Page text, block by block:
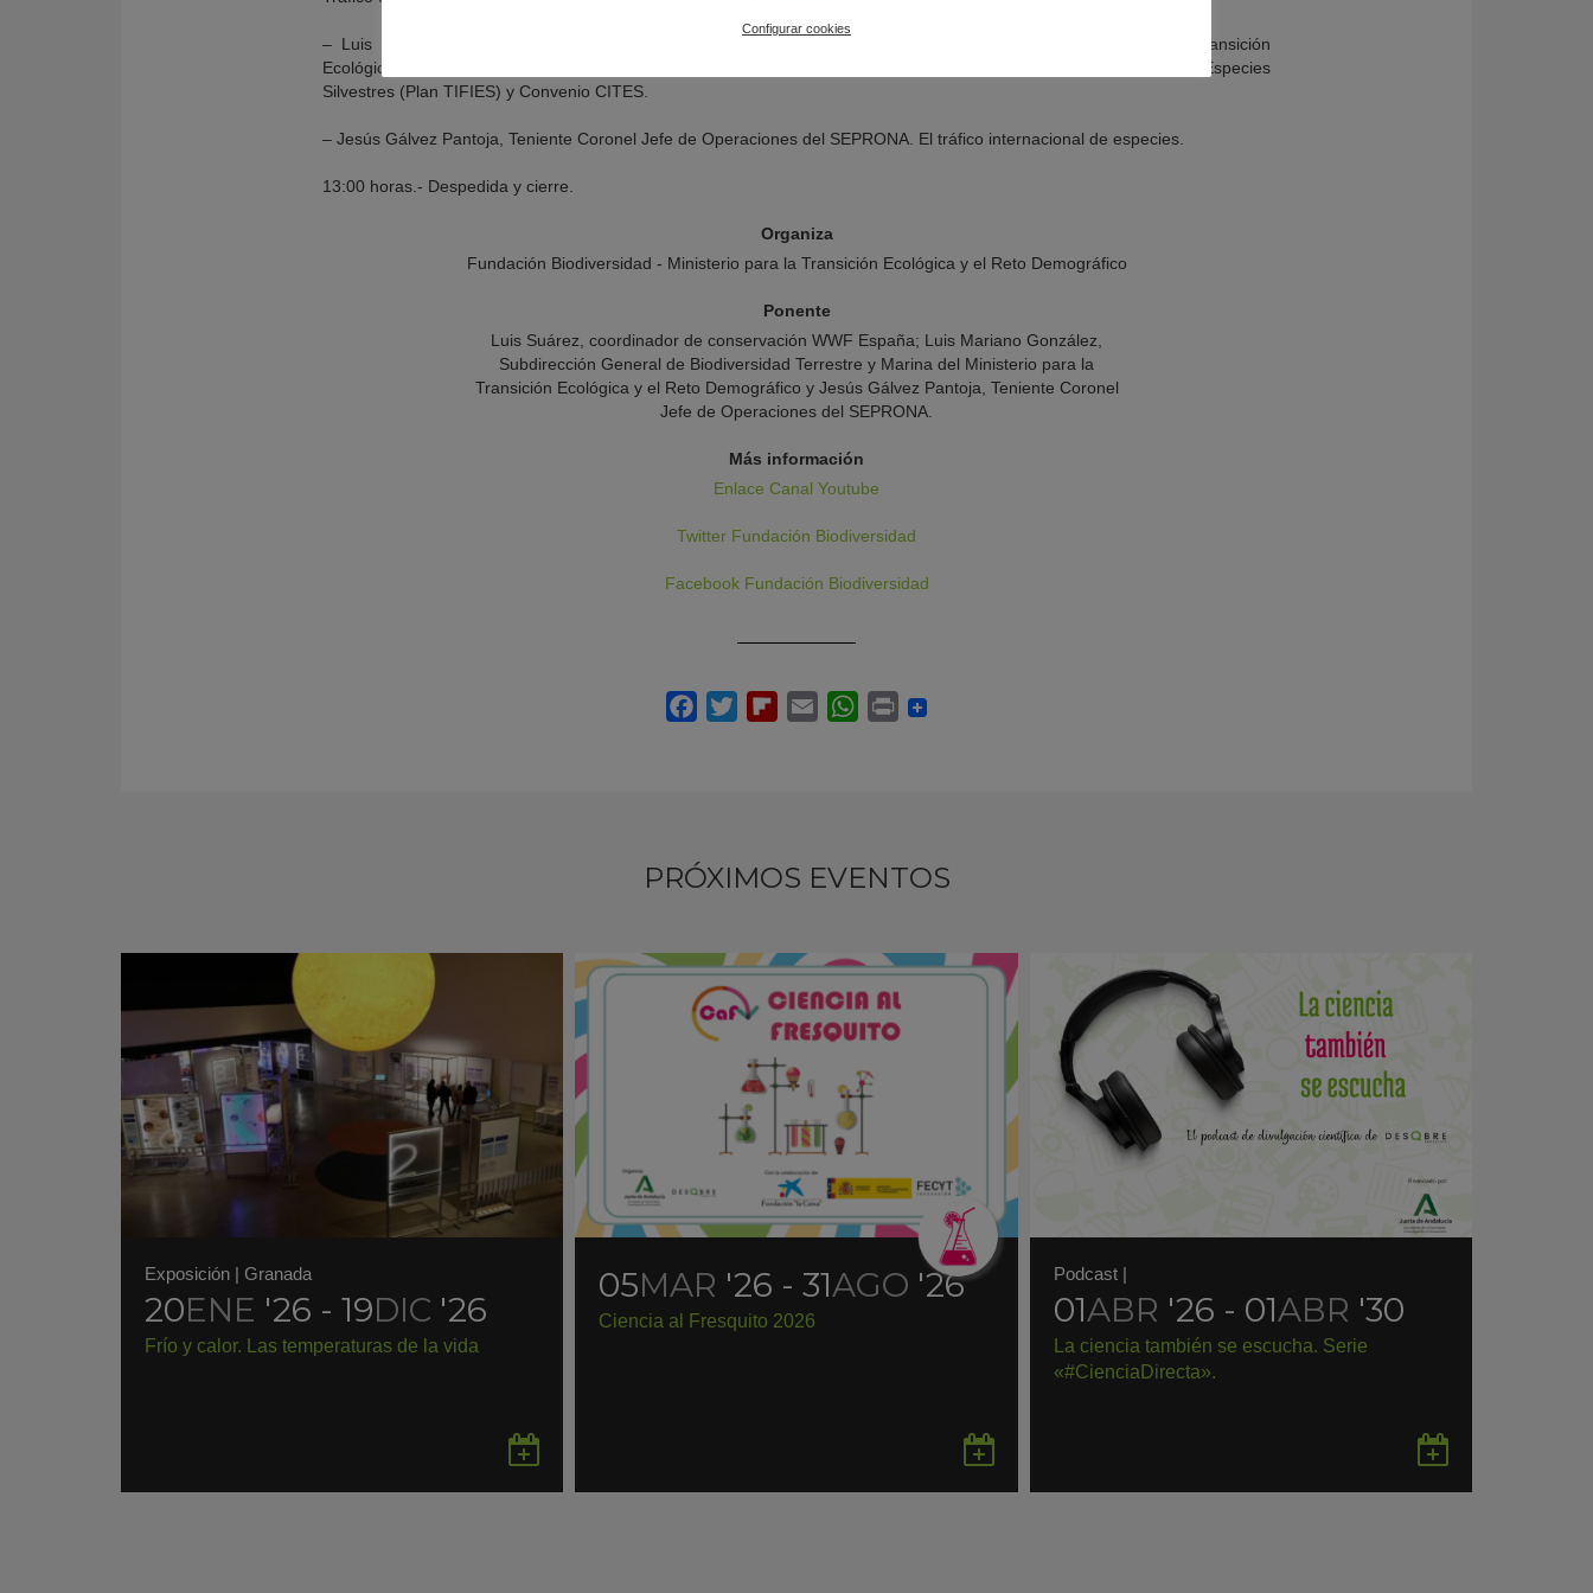
– Luis Mariano González, Subdirección General de Biodiversidad Terrestre y Marina del Ministerio para la Transición
Ecológica y el Reto Demográfico. Plan de Acción Español contra el Tráfico Ilegal y el Furtivismo Internacional de Especies
Silvestres (Plan TIFIES) y Convenio CITES.
– Jesús Gálvez Pantoja, Teniente Coronel Jefe de Operaciones del SEPRONA. El tráfico internacional de especies.
13:00 horas.- Despedida y cierre.
Organiza
Fundación Biodiversidad - Ministerio para la Transición Ecológica y el Reto Demográfico
Ponente
Luis Suárez, coordinador de conservación WWF España; Luis Mariano González,
Subdirección General de Biodiversidad Terrestre y Marina del Ministerio para la
Transición Ecológica y el Reto Demográfico y Jesús Gálvez Pantoja, Teniente Coronel
Jefe de Operaciones del SEPRONA.
Más información
Enlace Canal Youtube
Twitter Fundación Biodiversidad
Facebook Fundación Biodiversidad
PRÓXIMOS EVENTOS
Exposición | Granada
20ENE '26 - 19DIC '26
Frío y calor. Las temperaturas de la vida
en
05MAR '26 - 31AGO '26
Ciencia al Fresquito 2026
en
Podcast|
01ABR '26 - 01ABR '30
La ciencia también se escucha. Serie
«#CienciaDirecta».
en
Configurar cookies